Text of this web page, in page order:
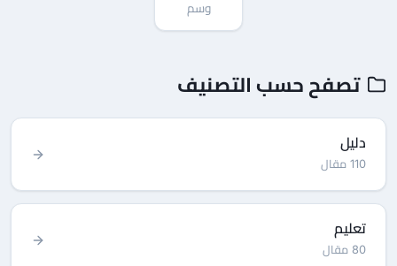
وسم
تصفح حسب التصنيف
دليل
110 مقال
تعليم
80 مقال